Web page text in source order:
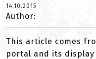
14.10.2015
Author:
This article comes
portal and its display